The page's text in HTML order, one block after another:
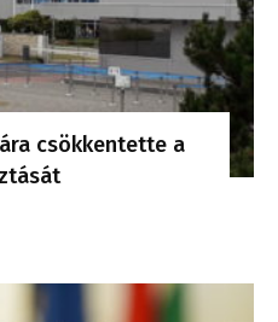
csökkentette a